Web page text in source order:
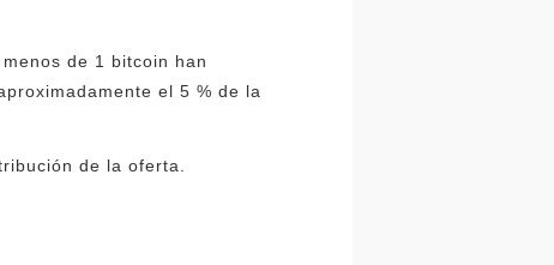
de 1 bitcoin han
el 5 % de la
de la oferta.